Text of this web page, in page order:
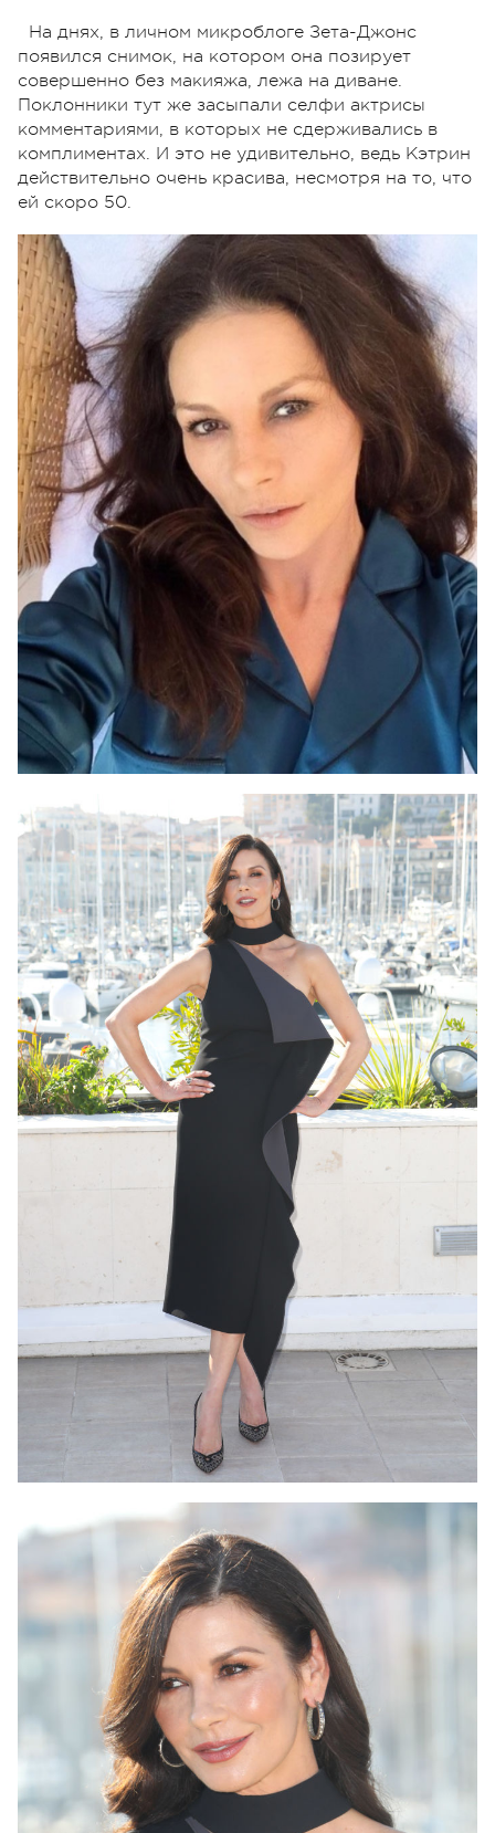
На днях, в личном микроблоге Зета-Джонс
появился снимок, на котором она позирует
совершенно без макияжа, лежа на диване.
Поклонники тут же засыпали селфи актрисы
комментариями, в которых не сдерживались в
комплиментах. И это не удивительно, ведь Кэтрин
действительно очень красива, несмотря на то, что
ей скоро 50.